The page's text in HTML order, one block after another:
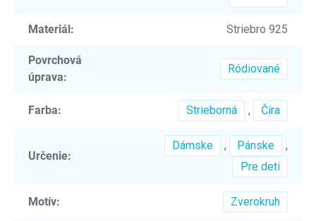
Materiál: Striebro 925
Povrchová
úprava:
Ródiované
Farba: Strieborná , Číra
Určenie:
Dámske , Pánske
,
Pre deti
Motív: Zverokruh